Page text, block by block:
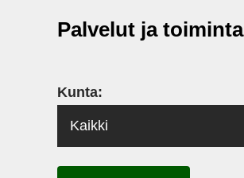
Palvelut ja toiminta
Kunta: